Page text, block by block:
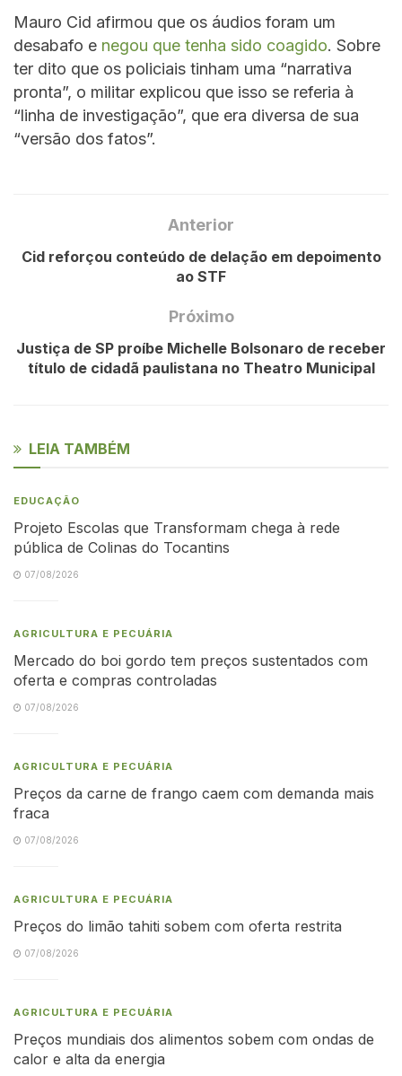
Mauro Cid afirmou que os áudios foram um
desabafo e negou que tenha sido coagido. Sobre
ter dito que os policiais tinham uma “narrativa
pronta”, o militar explicou que isso se referia à
“linha de investigação”, que era diversa de sua
“versão dos fatos”.
Anterior
Cid reforçou conteúdo de delação em depoimento
ao STF
Próximo
Justiça de SP proíbe Michelle Bolsonaro de receber
título de cidadã paulistana no Theatro Municipal
LEIA TAMBÉM
EDUCAÇÃO
Projeto Escolas que Transformam chega à rede
pública de Colinas do Tocantins
07/08/2026
AGRICULTURA E PECUÁRIA
Mercado do boi gordo tem preços sustentados com
oferta e compras controladas
07/08/2026
AGRICULTURA E PECUÁRIA
Preços da carne de frango caem com demanda mais
fraca
07/08/2026
AGRICULTURA E PECUÁRIA
Preços do limão tahiti sobem com oferta restrita
07/08/2026
AGRICULTURA E PECUÁRIA
Preços mundiais dos alimentos sobem com ondas de
calor e alta da energia